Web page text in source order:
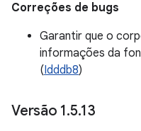
Correções de bugs
Garantir que o
informações da
(Idddb8)
Versão 1.5.13